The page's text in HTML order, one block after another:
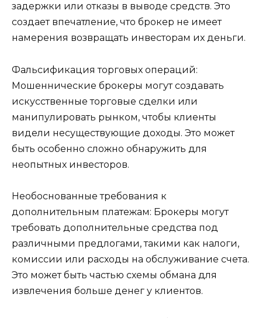
задержки или отказы в выводе средств. Это
создает впечатление, что брокер не имеет
намерения возвращать инвесторам их деньги.
Фальсификация торговых операций:
Мошеннические брокеры могут создавать
искусственные торговые сделки или
манипулировать рынком, чтобы клиенты
видели несуществующие доходы. Это может
быть особенно сложно обнаружить для
неопытных инвесторов.
Необоснованные требования к
дополнительным платежам: Брокеры могут
требовать дополнительные средства под
различными предлогами, такими как налоги,
комиссии или расходы на обслуживание счета.
Это может быть частью схемы обмана для
извлечения больше денег у клиентов.